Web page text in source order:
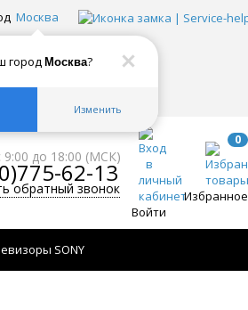
город Москва?
Изменить
Москва
9:00 до 18:00 (МСК)
62-13
обратный звонок
Войти
0
Избранное
SONY